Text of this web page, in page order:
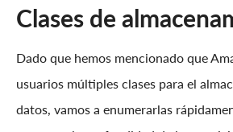
Clases de
Dado que hemos mencionado que
usuarios múltiples clases para el
datos, vamos a enumerarlas